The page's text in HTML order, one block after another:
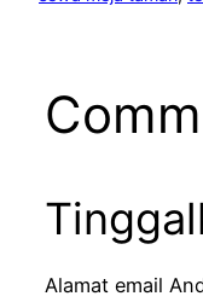
Alamat email